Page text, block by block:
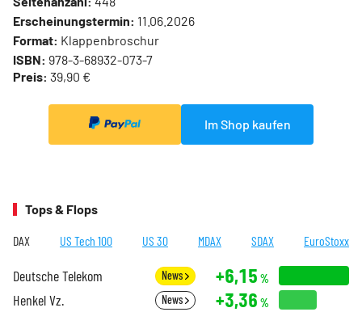
Erscheinungstermin: 11.06.2026
Format: Klappenbroschur
ISBN: 978-3-68932-073-7
Preis: 39,90 €
Im Shop kaufen
Tops & Flops
DAX US Tech 100 US 30 MDAX SDAX EuroStoxx
Deutsche Telekom News +6,15 %
Henkel Vz. News +3,36 %